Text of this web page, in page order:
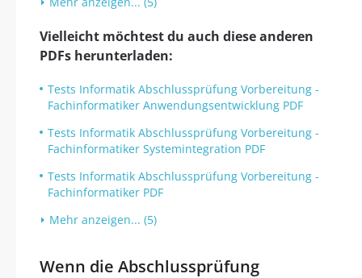
Vielleicht möchtest du auch diese anderen
PDFs herunterladen:
Tests Informatik Abschlussprüfung Vorbereitung -
Fachinformatiker Anwendungsentwicklung PDF
Tests Informatik Abschlussprüfung Vorbereitung -
Fachinformatiker Systemintegration PDF
Tests Informatik Abschlussprüfung Vorbereitung -
Fachinformatiker PDF
Mehr anzeigen... (5)
Wenn die Abschlussprüfung